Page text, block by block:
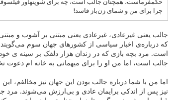
حکمفرماست، همچنان جالب است، چه برای شوپنهاور
چرا برای من و شمای زن‌باز فاسد!
جالب یعنی غیرعادی، غیرعادی یعنی مبتنی بر آشوب و
که درباره‌ی اخبار سیاسی از کشورهای جهان سوم
است. مرد بچه بازی که در زندان هزار دلقک بر سینه ی
جالب است، اما من او را برای میهمانی به خانه ام دعوت
اما من با شما درباره جالب بودن این جهان نیز مخالفم،
نیز پس از اندکی برایمان عادی و بی‌ارزش می‌شوند. مرد